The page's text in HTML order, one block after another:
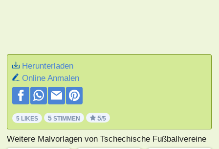
Herunterladen
Online Anmalen
5 LIKES 5 STIMMEN 5/5
Weitere Malvorlagen von Tschechische Fußballvereine